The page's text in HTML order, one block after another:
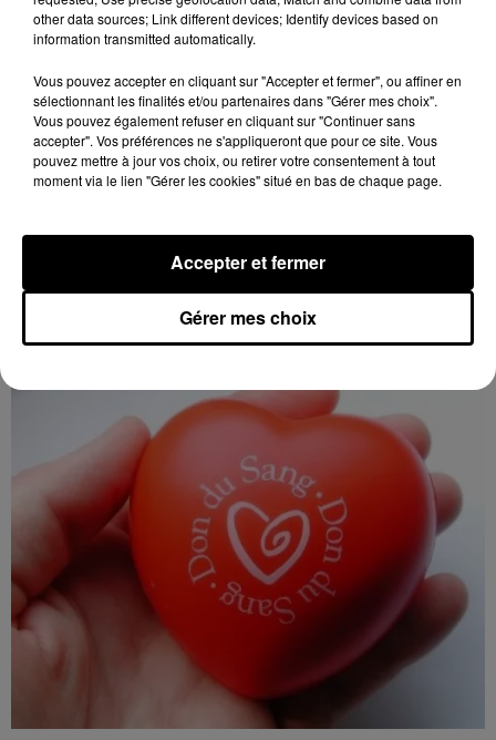
LES ROCHES-L'ÉVÊQUE (41) - VIDE-
GRENIERS DE LA BERNACHE
Dimanche 27 septembre, Les Roches-l'Évêque (Loir-
et-Cher), ancien terrain de camping : Vide-greniers de
la Bernache.
other data sources; Link different devices; Identify devices based on
information transmitted automatically.
Vous pouvez accepter en cliquant sur "Accepter et fermer", ou affiner en
sélectionnant les finalités et/ou partenaires dans "Gérer mes choix".
Vous pouvez également refuser en cliquant sur "Continuer sans
accepter". Vos préférences ne s'appliqueront que pour ce site. Vous
pouvez mettre à jour vos choix, ou retirer votre consentement à tout
moment via le lien "Gérer les cookies" situé en bas de chaque page.
Gérer mes choix
Accepter et fermer